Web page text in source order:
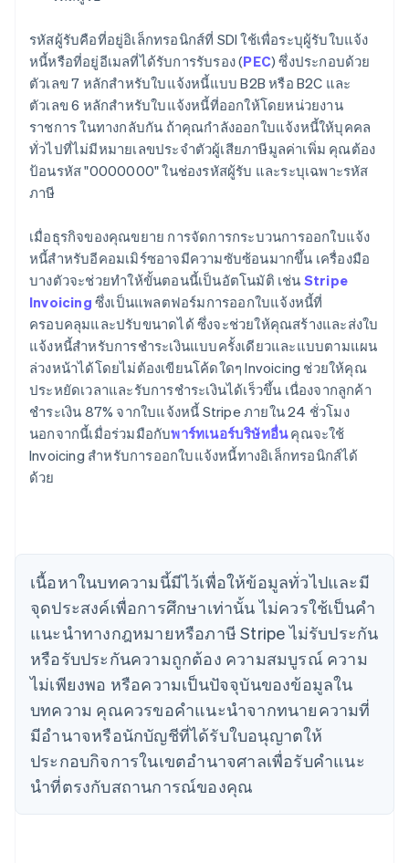
รหัสผู้รับคือที่อยู่อิเล็กทรอนิกส์ที่ SDI ใช้เพื่อระบุผู้รับใบแจ้ง
หนี้หรือที่อยู่อีเมลที่ได้รับการรับรอง (PEC) ซึ่งประกอบด้วย
ตัวเลข 7 หลักสําหรับใบแจ้งหนี้แบบ B2B หรือ B2C และ
ตัวเลข 6 หลักสําหรับใบแจ้งหนี้ที่ออกให้โดยหน่วยงาน
ราชการ ในทางกลับกัน ถ้าคุณกำลังออกใบแจ้งหนี้ให้บุคคล
ทั่วไปที่ไม่มีหมายเลขประจำตัวผู้เสียภาษีมูลค่าเพิ่ม คุณต้อง
ป้อนรหัส "0000000" ในช่องรหัสผู้รับ และระบุเฉพาะรหัส
ภาษี
เมื่อธุรกิจของคุณขยาย การจัดการกระบวนการออกใบแจ้ง
หนี้สําหรับอีคอมเมิร์ซอาจมีความซับซ้อนมากขึ้น เครื่องมือ
บางตัวจะช่วยทําให้ขั้นตอนนี้เป็นอัตโนมัติ เช่น Stripe
Invoicing ซึ่งเป็นแพลตฟอร์มการออกใบแจ้งหนี้ที่
ครอบคลุมและปรับขนาดได้ ซึ่งจะช่วยให้คุณสร้างและส่งใบ
แจ้งหนี้สําหรับการชําระเงินแบบครั้งเดียวและแบบตามแผน
ล่วงหน้าได้โดยไม่ต้องเขียนโค้ดใดๆ Invoicing ช่วยให้คุณ
ประหยัดเวลาและรับการชําระเงินได้เร็วขึ้น เนื่องจากลูกค้า
ชําระเงิน 87% จากใบแจ้งหนี้ Stripe ภายใน 24 ชั่วโมง
นอกจากนี้เมื่อร่วมมือกับพาร์ทเนอร์บริษัทอื่นคุณจะใช้
Invoicing สําหรับการออกใบแจ้งหนี้ทางอิเล็กทรอนิกส์ได้
ด้วย
เนื้อหาในบทความนี้มีไว้เพื่อให้ข้อมูลทั่วไปและมี
จุดประสงค์เพื่อการศึกษาเท่านั้น ไม่ควรใช้เป็นคํา
แนะนําทางกฎหมายหรือภาษี Stripe ไม่รับประกัน
หรือรับประกันความถูกต้อง ความสมบูรณ์ ความ
ไม่เพียงพอ หรือความเป็นปัจจุบันของข้อมูลใน
บทความ คุณควรขอคําแนะนําจากทนายความที่
มีอํานาจหรือนักบัญชีที่ได้รับใบอนุญาตให้
ประกอบกิจการในเขตอํานาจศาลเพื่อรับคําแนะ
นําที่ตรงกับสถานการณ์ของคุณ
กรีซ
English
โครเอเชีย
จีนแผ่นดินใหญ่
简体中文English
ไซปรัส
English
ญี่ปุ่น
日本語 English
เดนมาร์ก
English
ไทย
นอร์เวย์
English